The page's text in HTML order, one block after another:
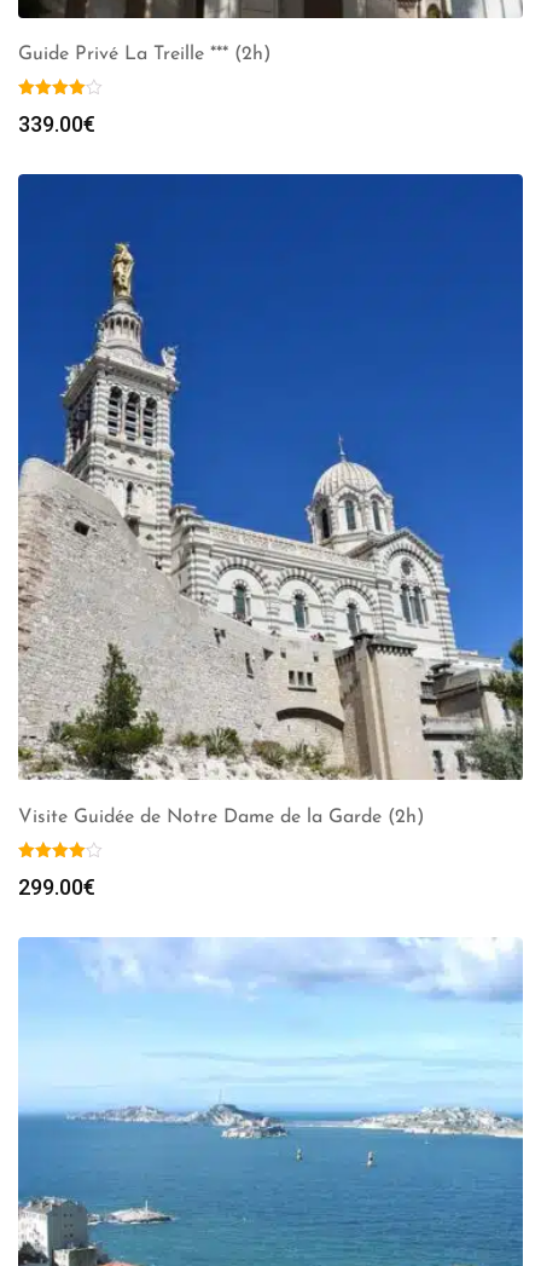
Guide Privé La Treille *** (2h)
339.00€
Visite Guidée de Notre Dame de la Garde (2h)
299.00€